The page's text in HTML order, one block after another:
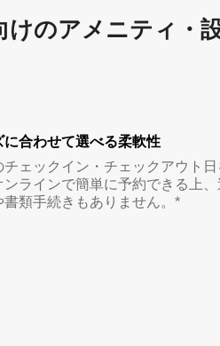
け⁠のア⁠メ⁠ニ⁠テ⁠ィ⁠・
に合わせて選べる柔軟性
チェックイン・チェックアウト
ンラインで簡単に予約できる上
書類手続きもありません。*